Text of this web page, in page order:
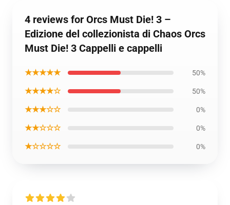
4 reviews for Orcs Must Die! 3 –
Edizione del collezionista di Chaos Orcs
Must Die! 3 Cappelli e cappelli
★★★★★ 50%
★★★★☆ 50%
★★★☆☆ 0%
★★☆☆☆ 0%
★☆☆☆☆ 0%